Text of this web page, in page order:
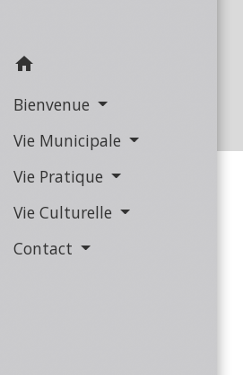
home
Bienvenue
Vie Municipale
Vie Pratique
Vie Culturelle
Contact